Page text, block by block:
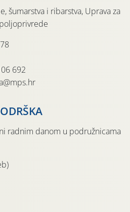
šumarstva i ribarstva, Uprava za
692
radnim danom u podružnicama